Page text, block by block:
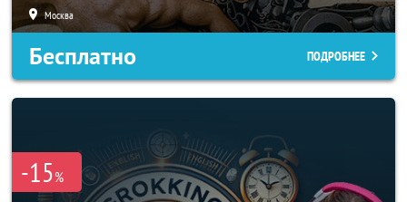
Москва
Бесплатно ПОДРОБНЕЕ
-15%